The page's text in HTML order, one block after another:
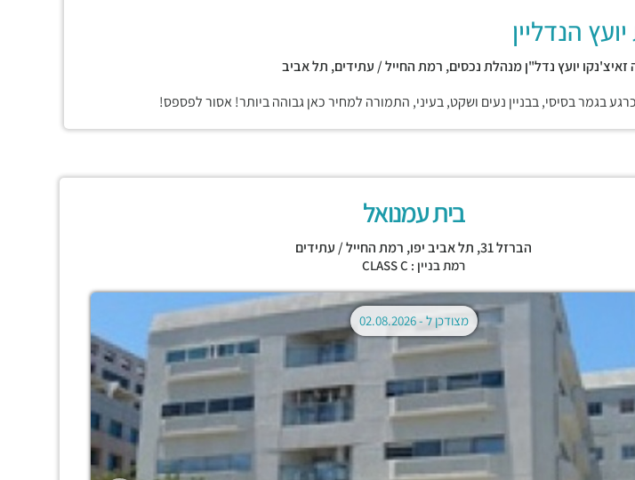
הנדליין
זאיצ'נקו יועץ נדל"ן מנהלת נכסים, רמת החייל / עתידים, תל אביב
בגמר בסיסי, בבניין נעים ושקט, בעיני, התמורה למחיר כאן גבוהה ביותר! אסור לפספס!
בית עמנואל
הברזל 31, תל אביב יפו, רמת החייל / עתידים
רמת בניין : CLASS C
מצודכן ל -02.08.2026